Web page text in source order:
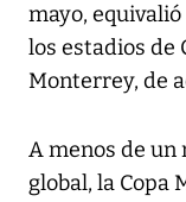
mayo,
los estadios de
Monterrey, de
A menos de un
global, la Copa